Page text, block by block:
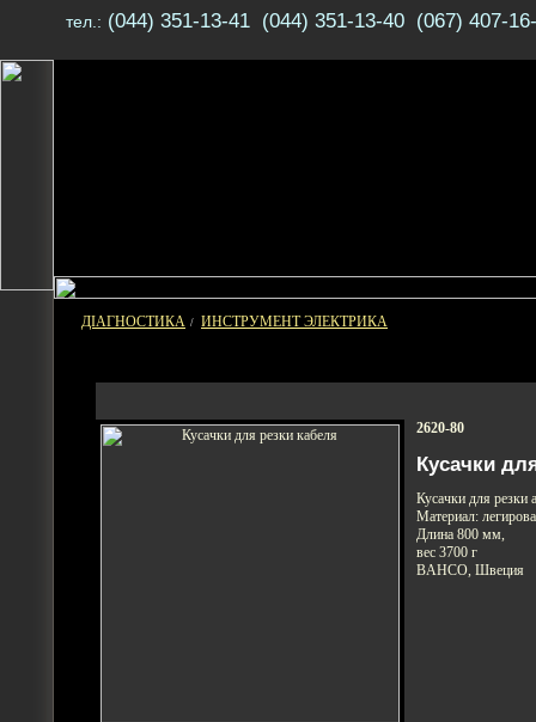
тел.: (044) 351-13-41 (044) 351-13-40 (067) 407-
ДІАГНОСТИКА / ИНСТРУМЕНТ ЭЛЕКТРИКА
2620-80
Кусачки
Кусачки для
Материал:
Длина 800 мм,
вес 3700 г
BAHCO, Швеция